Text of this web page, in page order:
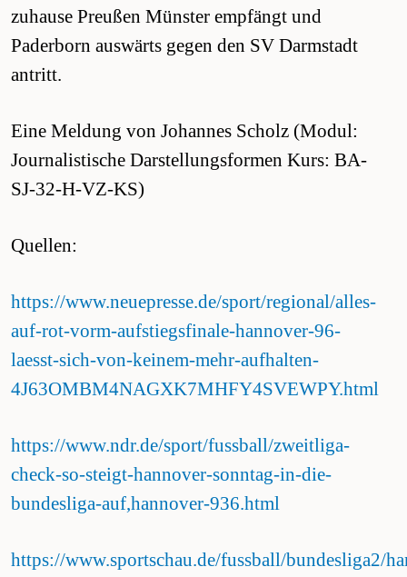
zuhause Preußen Münster empfängt und
Paderborn auswärts gegen den SV Darmstadt
antritt.
Eine Meldung von Johannes Scholz (Modul:
Journalistische Darstellungsformen Kurs: BA-
SJ-32-H-VZ-KS)
Quellen:
https://www.neuepresse.de/sport/regional/alles-
auf-rot-vorm-aufstiegsfinale-hannover-96-
laesst-sich-von-keinem-mehr-aufhalten-
4J63OMBM4NAGXK7MHFY4SVEWPY.html
https://www.ndr.de/sport/fussball/zweitliga-
check-so-steigt-hannover-sonntag-in-die-
bundesliga-auf,hannover-936.html
https://www.sportschau.de/fussball/bundesliga2/